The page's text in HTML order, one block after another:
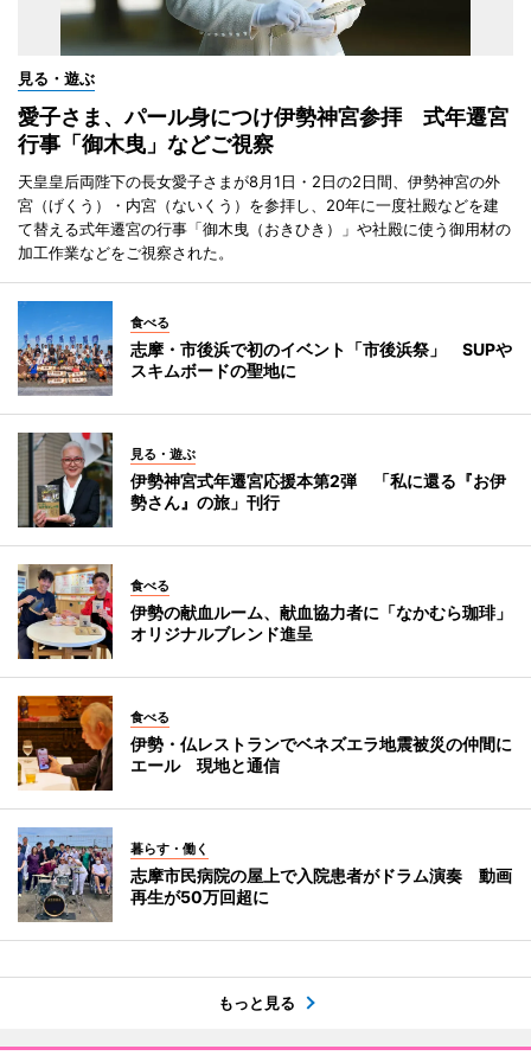
見る・遊ぶ
愛子さま、パール身につけ伊勢神宮参拝 式年遷宮
行事「御木曳」などご視察
天皇皇后両陛下の長女愛子さまが8月1日・2日の2日間、伊勢神宮の外
宮（げくう）・内宮（ないくう）を参拝し、20年に一度社殿などを建
て替える式年遷宮の行事「御木曳（おきひき）」や社殿に使う御用材の
加工作業などをご視察された。
食べる
志摩・市後浜で初のイベント「市後浜祭」 SUPや
スキムボードの聖地に
見る・遊ぶ
伊勢神宮式年遷宮応援本第2弾 「私に還る『お伊
勢さん』の旅」刊行
食べる
伊勢の献血ルーム、献血協力者に「なかむら珈琲」
オリジナルブレンド進呈
食べる
伊勢・仏レストランでベネズエラ地震被災の仲間に
エール 現地と通信
暮らす・働く
志摩市民病院の屋上で入院患者がドラム演奏 動画
再生が50万回超に
もっと見る